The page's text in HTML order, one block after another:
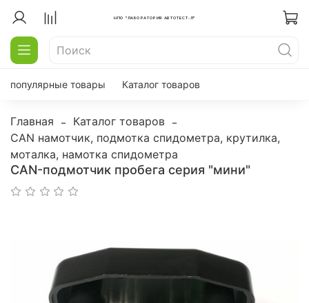
НПО "ЛАБОРАТОРИЯ АВТОТЕСТ-Л"
популярные товары Каталог товаров
Главная
Каталог товаров
CAN намотчик, подмотка спидометра, крутилка,
моталка, намотка спидометра
CAN-подмотчик пробега серия "мини"